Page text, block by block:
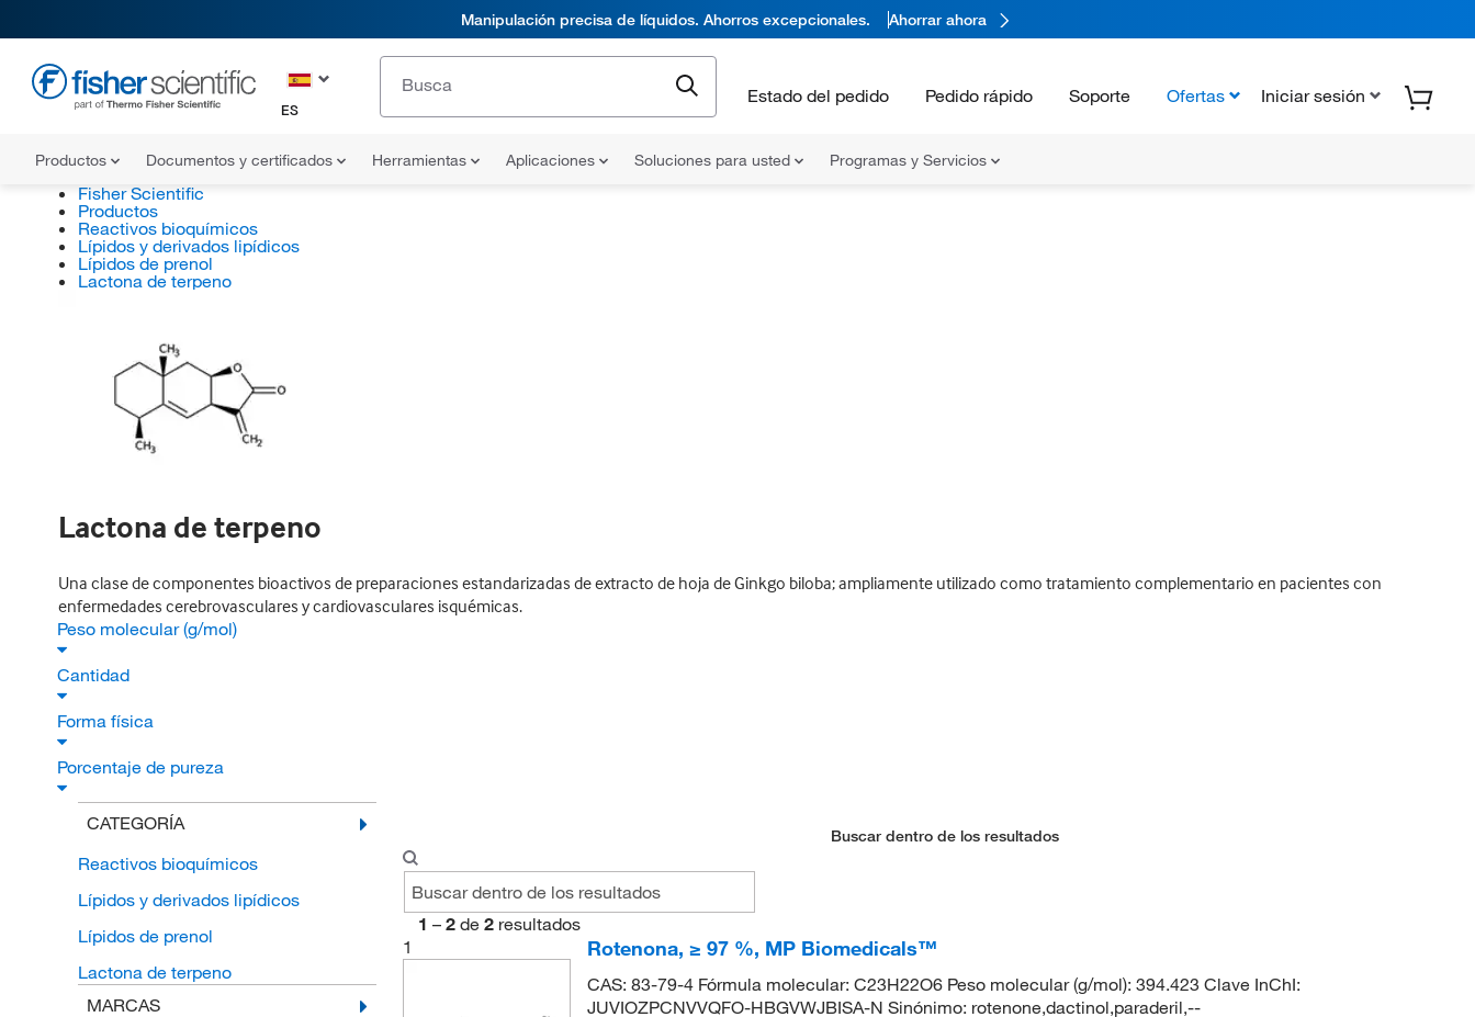
Manipulación precisa de líquidos. Ahorros excepcionales. Ahorrar ahora
ES
Estado del pedido Pedido rápido Soporte Ofertas Iniciar sesión
Productos Documentos y certificados Herramientas Aplicaciones Soluciones para usted Programas y Servicios
Fisher Scientific
Productos
Reactivos bioquímicos
Lípidos y derivados lipídicos
Lípidos de prenol
Lactona de terpeno
Lactona de terpeno
Una clase de componentes bioactivos de preparaciones estandarizadas de extracto de hoja de Ginkgo biloba; ampliamente utilizado como tratamiento complementario en pacientes con
enfermedades cerebrovasculares y cardiovasculares isquémicas.
Peso molecular (g/mol)
Cantidad
Forma física
Porcentaje de pureza
CATEGORÍA
Reactivos bioquímicos
Lípidos y derivados lipídicos
Lípidos de prenol
Lactona de terpeno
MARCAS
Buscar dentro de los resultados
1 – 2 de 2 resultados
1
Rotenona, ≥ 97 %, MP Biomedicals™
CAS: 83-79-4 Fórmula molecular: C23H22O6 Peso molecular (g/mol): 394.423 Clave InChI:
JUVIOZPCNVVQFO-HBGVWJBISA-N Sinónimo: rotenone,dactinol,paraderil,--